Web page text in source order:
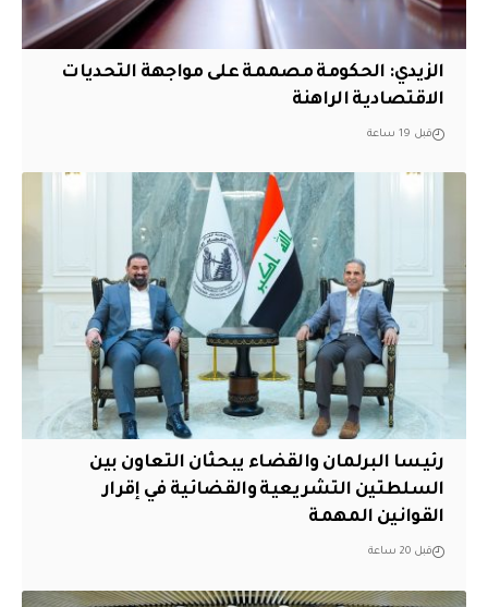
الزيدي: الحكومة مصممة على مواجهة التحديات
الاقتصادية الراهنة
قبل 19 ساعة
رئيسا البرلمان والقضاء يبحثان التعاون بين
السلطتين التشريعية والقضائية في إقرار
القوانين المهمة
قبل 20 ساعة